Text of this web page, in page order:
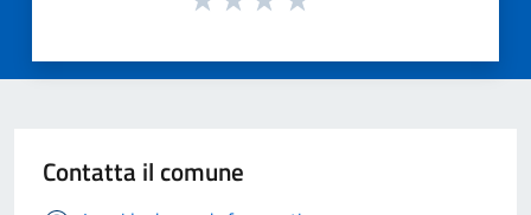
Contatta il comune